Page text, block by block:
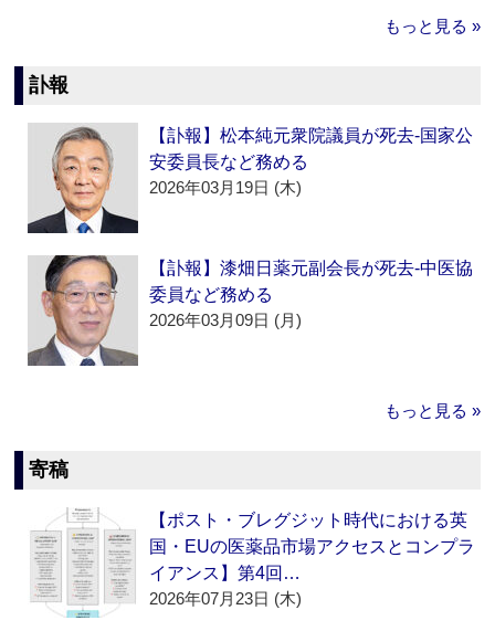
もっと見る »
訃報
【訃報】松本純元衆院議員が死去‐国家公
安委員長など務める
2026年03月19日 (木)
【訃報】漆畑日薬元副会長が死去‐中医協
委員など務める
2026年03月09日 (月)
もっと見る »
寄稿
【ポスト・ブレグジット時代における英
国・EUの医薬品市場アクセスとコンプラ
イアンス】第4回…
2026年07月23日 (木)